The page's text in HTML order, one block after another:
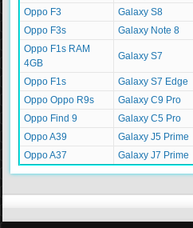
Oppo F3
Galaxy S8
Oppo F3s
Galaxy Note 8
Oppo F1s RAM
4GB
Galaxy S7
Oppo F1s Galaxy S7 Edge
Oppo Oppo R9s
Galaxy C9 Pro
Oppo Find 9
Galaxy C5 Pro
Oppo A39
Galaxy J5 Prime
Oppo A37
Galaxy J7 Prime